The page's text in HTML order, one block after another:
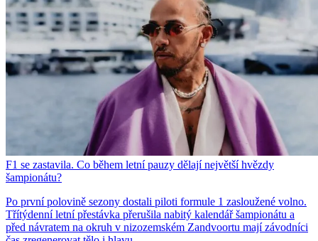
F1 se zastavila. Co během letní pauzy dělají největší hvězdy
šampionátu?
Po první polovině sezony dostali piloti formule 1 zasloužené volno.
Třítýdenní letní přestávka přerušila nabitý kalendář šampionátu a
před návratem na okruh v nizozemském Zandvoortu mají závodníci